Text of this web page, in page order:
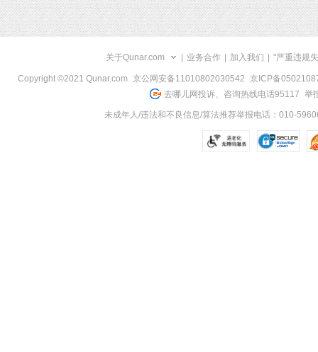
关于Qunar.com 业务合作 加入我们 "严重违规
Copyright ©2021 Qunar.com 京公网安备11010802030542
京ICP备
去哪儿网投诉、咨询热线电话95117 举
未成年人/违法和不良信息/算法推荐举报电话：010-